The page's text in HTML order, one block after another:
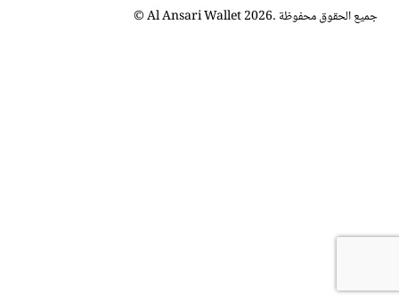
© Al Ansari Wallet2026 . جميع الحقوق محفوظة